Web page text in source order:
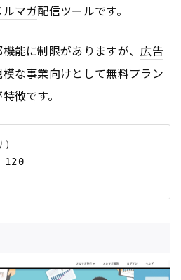
ルマガ配信ツールです。
能に制限がありますが、 広告
な事業向けとして無料プラン
徴です。
120